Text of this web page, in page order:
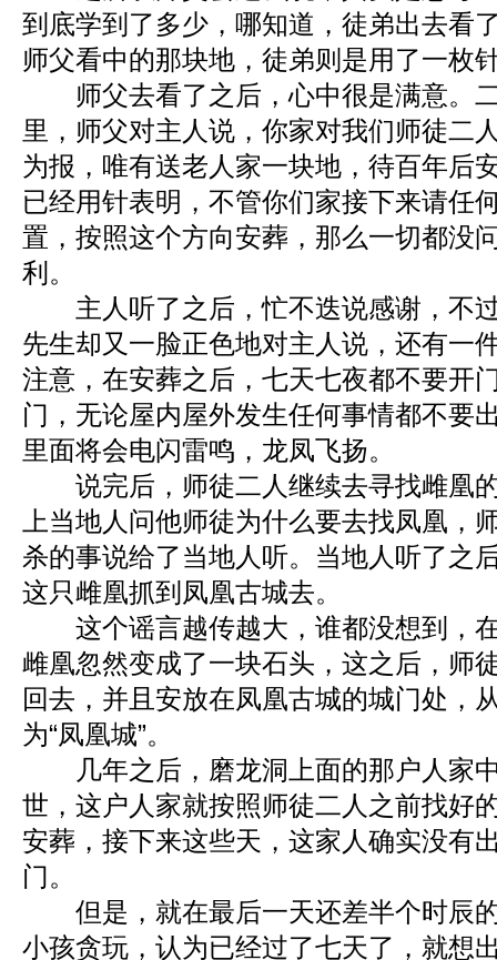
到底学到了多少，哪知道，徒弟出去看
师父看中的那块地，徒弟则是用了一枚
师父去看了之后，心中很是满意。
里，师父对主人说，你家对我们师徒二
为报，唯有送老人家一块地，待百年后
已经用针表明，不管你们家接下来请任
置，按照这个方向安葬，那么一切都没
利。
主人听了之后，忙不迭说感谢，不
先生却又一脸正色地对主人说，还有一
注意，在安葬之后，七天七夜都不要开
门，无论屋内屋外发生任何事情都不要
里面将会电闪雷鸣，龙凤飞扬。
说完后，师徒二人继续去寻找雌凰
上当地人问他师徒为什么要去找凤凰，
杀的事说给了当地人听。当地人听了之
这只雌凰抓到凤凰古城去。
这个谣言越传越大，谁都没想到，
雌凰忽然变成了一块石头，这之后，师
回去，并且安放在凤凰古城的城门处，
为“凤凰城”。
几年之后，磨龙洞上面的那户人家
世，这户人家就按照师徒二人之前找好
安葬，接下来这些天，这家人确实没有
门。
但是，就在最后一天还差半个时辰
小孩贪玩，认为已经过了七天了，就想